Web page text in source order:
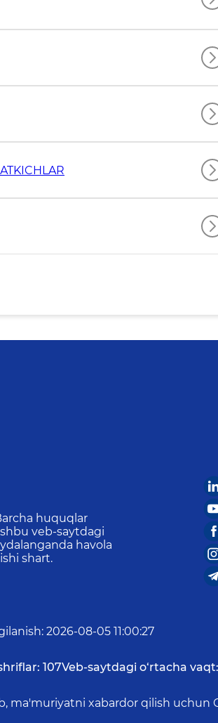
huquqlar
veb-saytdagi
havola
shart.
: 2026-08-05 11:00:27
107Veb-saytdagi o‘rtacha vaqt:
ma'muriyatni xabardor qilish